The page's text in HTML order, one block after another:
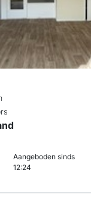
Aangeboden sinds
12:24